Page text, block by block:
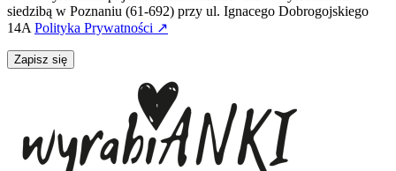
siedzibą w Poznaniu (61-692) przy ul. Ignacego Dobrogojskiego
14A Polityka Prywatności ↗
Zapisz się